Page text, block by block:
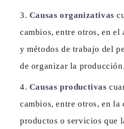
Causas organizativas
cambios, entre otros, en el
y métodos de trabajo del
de organizar la producción.
Causas productivas
cambios, entre otros, en la
productos o servicios que